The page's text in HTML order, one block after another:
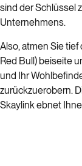
sind der Schlüssel
Unternehmens.
Also, atmen Sie tief
Red Bull) beiseite
und Ihr
zurückzuerobern.
Skaylink ebnet